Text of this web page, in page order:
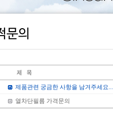
제품관련 궁금한 사항을 남겨주세요...
열차단필름 가격문의